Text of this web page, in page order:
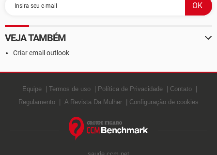
VEJA TAMBÉM
Criar email outlook
Equipe Termos de uso Política de Privacidade
Contato
Regulamento
A Revista Da Mulher Configuração de cookies